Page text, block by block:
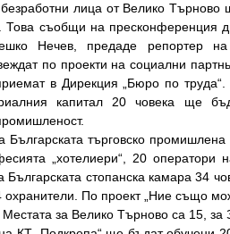
лица от Велико
Това съобщи на пресконференция
Нечев, предаде репортер
по проекти на социални
в Дирекция „Бюро по
капитал 20 човека ще
Българската търговско
„хотелиери“, 20 оператори
Българската стопанска камара 34
охранители. По проект „Ние също
Местата за Велико Търново са 15,